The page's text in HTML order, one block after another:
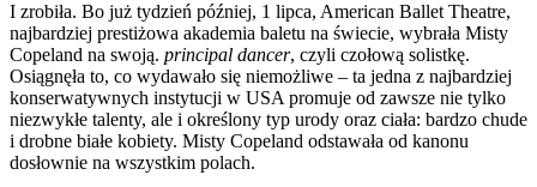
I zrobiła. Bo już tydzień później, 1 lipca, American Ballet Theatre,
najbardziej prestiżowa akademia baletu na świecie, wybrała Misty
Copeland na swoją. principal dancer, czyli czołową solistkę.
Osiągnęła to, co wydawało się niemożliwe – ta jedna z najbardziej
konserwatywnych instytucji w USA promuje od zawsze nie tylko
niezwykłe talenty, ale i określony typ urody oraz ciała: bardzo chude
i drobne białe kobiety. Misty Copeland odstawała od kanonu
dosłownie na wszystkim polach.